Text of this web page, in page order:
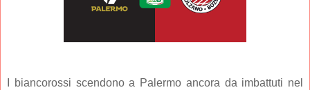
I biancorossi scendono a Palermo ancora da imbattuti nel